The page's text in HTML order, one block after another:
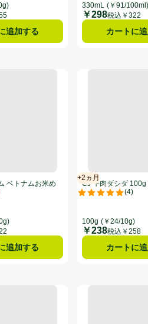
追加する
330mL (￥91/100ml)
価格
￥298税込￥322
カートに
ム ベトナムお米めんフォー 204g
限保証：2ヵ月
ューで5点中5.0点。
ベトナムお米め
追加する
CJ 牛肉ダシダ
+2ヵ月
賞味・消費期限
(4)
評価は4件のレビ
CJ 牛肉ダシダ 100g
100g (￥24/10g)
価格
￥238税込￥258
カートに
オリーブオイル 456g
ー オーガニック シラチャーソース
ニシキランバー